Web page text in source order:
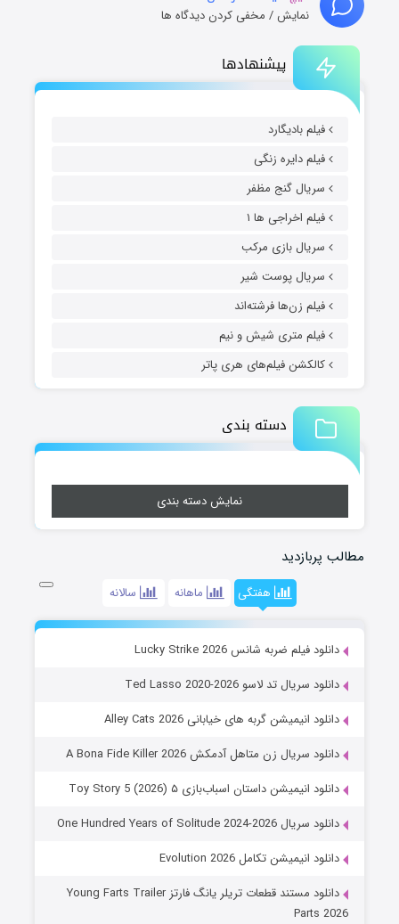
پیشنهادها
فیلم بادیگارد
فیلم دایره زنگی
سریال گنج مظفر
فیلم اخراجی ها ۱
سریال بازی مرکب
سریال پوست شیر
فیلم زن‌ها فرشته‌اند
فیلم متری شیش و نیم
کالکشن فیلم‌های هری پاتر
دسته بندی
نمایش دسته بندی
مطالب پربازدید
هفتگی ماهانه سالانه
دانلود فیلم ضربه شانس Lucky Strike 2026
دانلود سریال تد لاسو Ted Lasso 2020-2026
دانلود انیمیشن گربه های خیابانی Alley Cats 2026
دانلود سریال زن متاهل آدمکش A Bona Fide Killer 2026
دانلود انیمیشن داستان اسباب‌بازی ۵ Toy Story 5 (2026)
دانلود سریال One Hundred Years of Solitude 2024-2026
دانلود انیمیشن تکامل Evolution 2026
دانلود مستند قطعات تریلر یانگ فارتز Young Farts Trailer
Parts 2026
نمایش / مخفی کردن دیدگاه ها